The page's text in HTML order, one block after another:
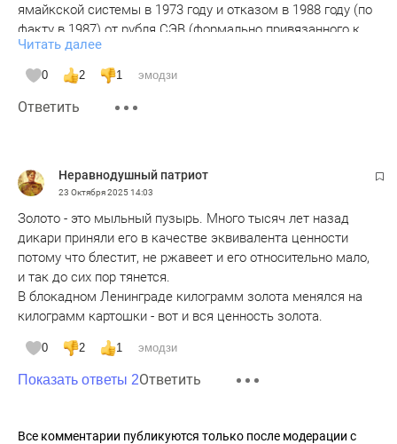
ямайкской системы в 1973 году и отказом в 1988 году (по
факту в 1987) от рубля СЭВ (формально привязанного к
золоту).
Сейчас действует Базель III который фактически вернул
золоту статус резервной валюты (для целей расчетов и
резервирования), что оказало существенное влияние на
Читать далее
0 2 1 эмодзи
Ответить
Неравнодушный патриот
23 Октября 202514:03
Золото - это мыльный пузырь. Много тысяч лет назад
дикари приняли его в качестве эквивалента ценности
потому что блестит, не ржавеет и его относительно мало,
и так до сих пор тянется.
В блокадном Ленинграде килограмм золота менялся на
килограмм картошки - вот и вся ценность золота.
0 2 1 эмодзи
Показать ответы 2Ответить
Все комментарии публикуются только после модерации с